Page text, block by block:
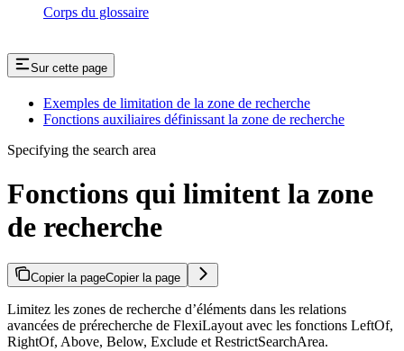
Corps du glossaire
Sur cette page
Exemples de limitation de la zone de recherche
Fonctions auxiliaires définissant la zone de recherche
Specifying the search area
Fonctions qui limitent la zone
de recherche
Copier la pageCopier la page
Limitez les zones de recherche d’éléments dans les relations
avancées de prérecherche de FlexiLayout avec les fonctions LeftOf,
RightOf, Above, Below, Exclude et RestrictSearchArea.